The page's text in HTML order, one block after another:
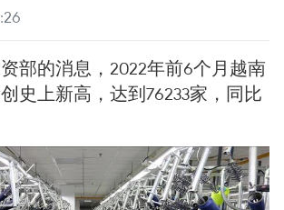
部的消息，2022年前6个月越南
史上新高，达到76233家，同比